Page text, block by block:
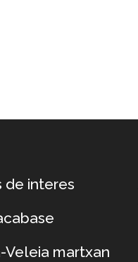
de interes
Veleia martxan